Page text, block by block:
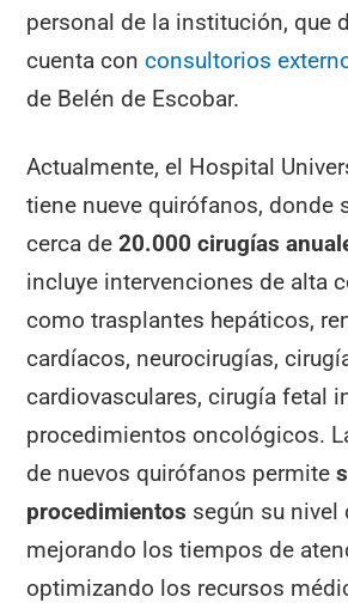
personal de la institución, que
cuenta conconsultorios
de Belén de Escobar.
Actualmente, el Hospital
tiene nueve quirófanos, donde
cerca de 20.000 cirugías
incluye intervenciones de alta
como trasplantes hepáticos,
cardíacos, neurocirugías,
cardiovasculares, cirugía fetal
procedimientos oncológicos.
de nuevos quirófanos permite
procedimientos según su nivel
mejorando los tiempos de
optimizando los recursos